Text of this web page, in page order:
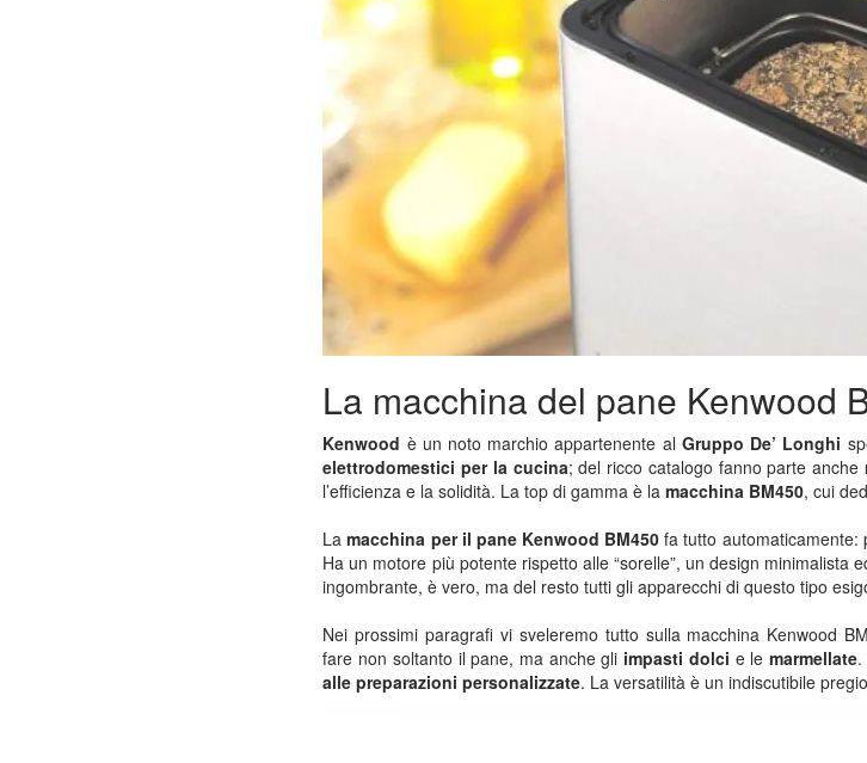
La macchina del pane Kenwood
Kenwood è un noto marchio appartenente al Gruppo De’ Longhi
elettrodomestici per la cucina; del ricco catalogo fanno parte anche
l’efficienza e la solidità. La top di gamma è lamacchina BM450, cui
Lamacchina per il pane Kenwood BM450 fa tutto automaticamente:
Ha un motore più potente rispetto alle “sorelle”, un design minimalista
ingombrante, è vero, ma del resto tutti gli apparecchi di questo tipo
Nei prossimi paragrafi vi sveleremo tutto sulla macchina Kenwood
fare non soltanto il pane, ma anche gli impasti dolci e lemarmellate
alle preparazioni personalizzate. La versatilità è un indiscutibile